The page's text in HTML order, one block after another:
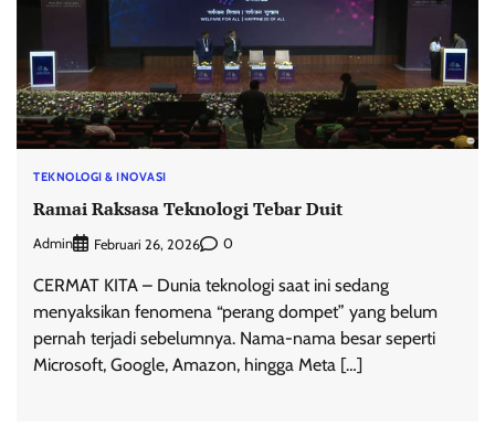
TEKNOLOGI & INOVASI
Ramai Raksasa Teknologi Tebar Duit
Admin Februari 26, 2026 0
CERMAT KITA – Dunia teknologi saat ini sedang
menyaksikan fenomena “perang dompet” yang belum
pernah terjadi sebelumnya. Nama-nama besar seperti
Microsoft, Google, Amazon, hingga Meta […]